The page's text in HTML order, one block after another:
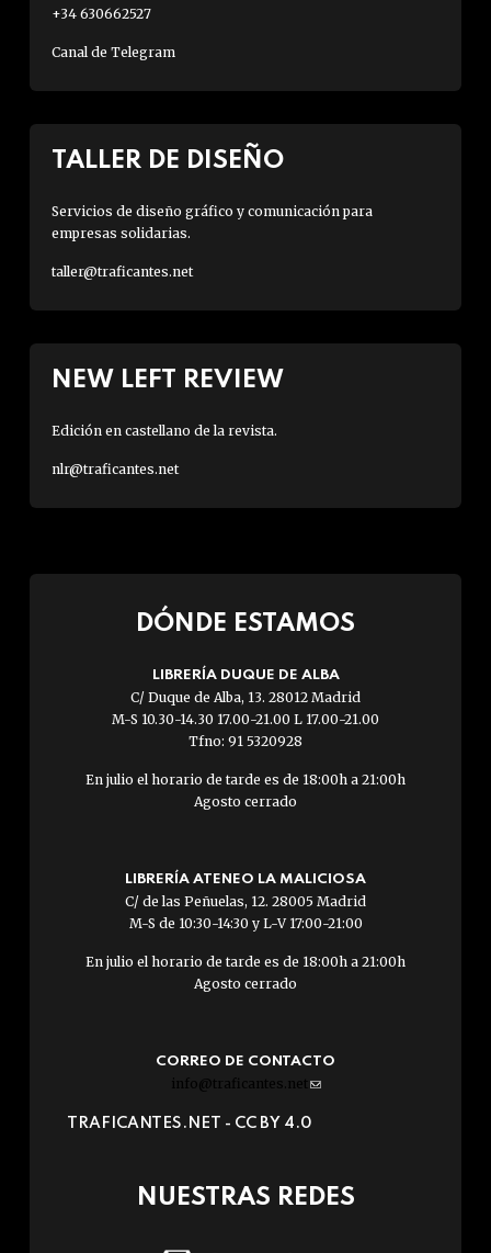
+34 630662527
Canal de Telegram
TALLER DE DISEÑO
Servicios de diseño gráfico y comunicación para
empresas solidarias.
taller@traficantes.net
NEW LEFT REVIEW
Edición en castellano de la revista.
nlr@traficantes.net
DÓNDE ESTAMOS
LIBRERÍA DUQUE DE ALBA
C/ Duque de Alba, 13. 28012 Madrid
M-S 10.30-14.30 17.00-21.00 L 17.00-21.00
Tfno: 91 5320928
En julio el horario de tarde es de 18:00h a 21:00h
Agosto cerrado
LIBRERÍA ATENEO LA MALICIOSA
C/ de las Peñuelas, 12. 28005 Madrid
M-S de 10:30-14:30 y L-V 17:00-21:00
En julio el horario de tarde es de 18:00h a 21:00h
Agosto cerrado
CORREO DE CONTACTO
info@traficantes.net (link
e-
TRAFICANTES.NET - CC BY 4.0
NUESTRAS REDES